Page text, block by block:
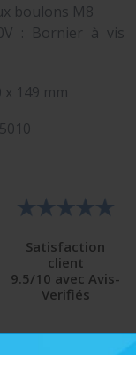
boulons M8
: Bornier à vis
x 149 mm
Satisfaction
client
9.5/10 avec Avis-
Verifiés